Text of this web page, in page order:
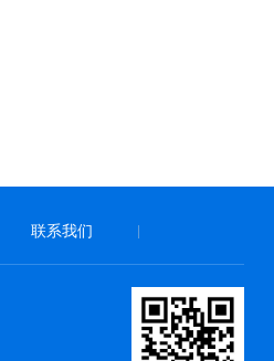
联系我们